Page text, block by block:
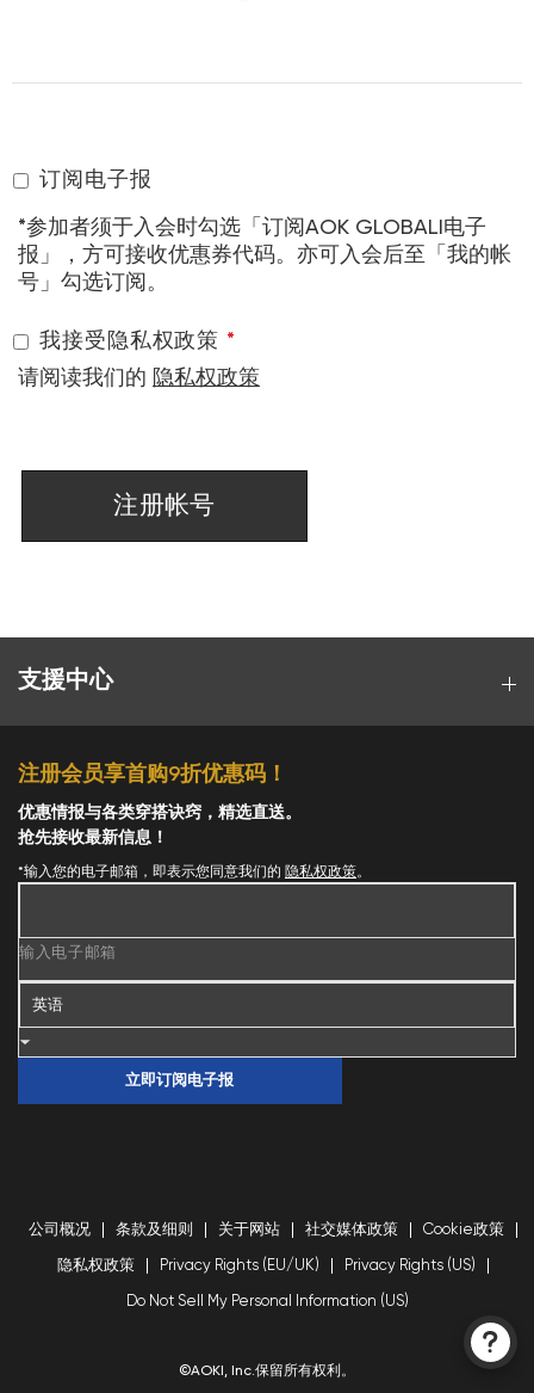
订阅电子报
*参加者须于入会时勾选「订阅AOK GLOBALI电子
报」，方可接收优惠券代码。亦可入会后至「我的帐
号」勾选订阅。
我接受隐私权政策
请阅读我们的 隐私权政策
注册帐号
支援中心
注册会员享首购9折优惠码！
优惠情报与各类穿搭诀窍，精选直送。
抢先接收最新信息！
*输入您的电子邮箱，即表示您同意我们的 隐私权政策。
输入电子邮箱
立即订阅电子报
公司概况 条款及细则 关于网站 社交媒体政策 Cookie政策
隐私权政策 Privacy Rights (EU/UK) Privacy Rights (US)
Do Not Sell My Personal Information (US)
©AOKI, Inc.保留所有权利。